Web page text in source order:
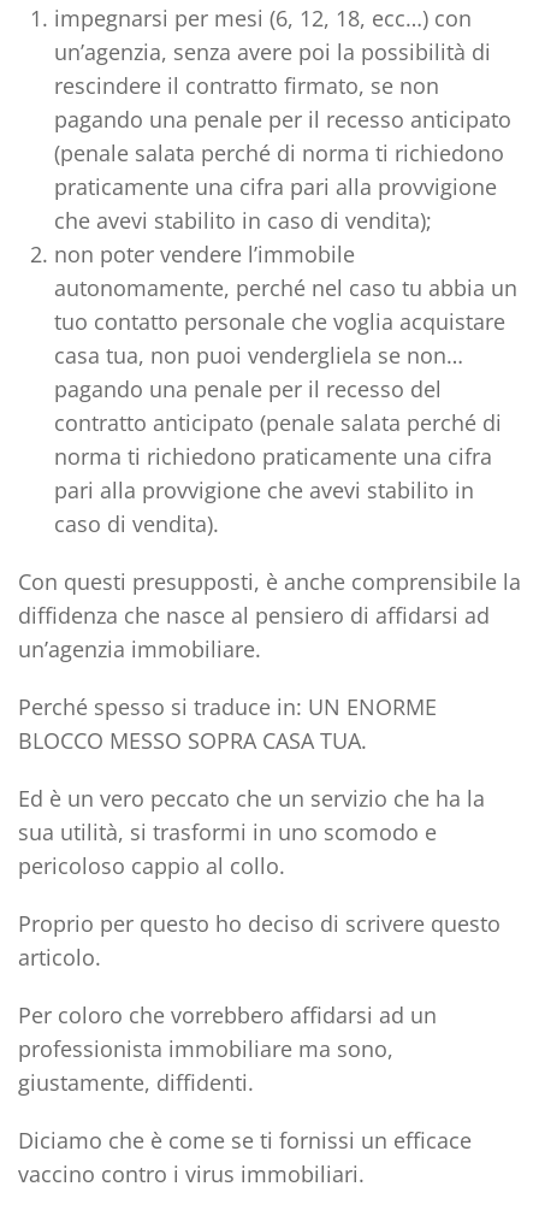
impegnarsi per mesi (6, 12, 18, ecc…) con
un’agenzia, senza avere poi la possibilità di
rescindere il contratto firmato, se non
pagando una penale per il recesso anticipato
(penale salata perché di norma ti richiedono
praticamente una cifra pari alla provvigione
che avevi stabilito in caso di vendita);
non poter vendere l’immobile
autonomamente, perché nel caso tu abbia un
tuo contatto personale che voglia acquistare
casa tua, non puoi vendergliela se non…
pagando una penale per il recesso del
contratto anticipato (penale salata perché di
norma ti richiedono praticamente una cifra
pari alla provvigione che avevi stabilito in
caso di vendita).
Con questi presupposti, è anche comprensibile la
diffidenza che nasce al pensiero di affidarsi ad
un’agenzia immobiliare.
Perché spesso si traduce in: UN ENORME
BLOCCO MESSO SOPRA CASA TUA.
Ed è un vero peccato che un servizio che ha la
sua utilità, si trasformi in uno scomodo e
pericoloso cappio al collo.
Proprio per questo ho deciso di scrivere questo
articolo.
Per coloro che vorrebbero affidarsi ad un
professionista immobiliare ma sono,
giustamente, diffidenti.
Diciamo che è come se ti fornissi un efficace
vaccino contro i virus immobiliari.